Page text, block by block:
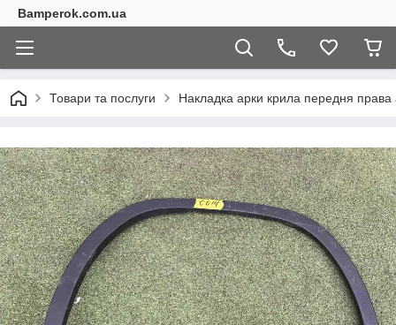
Bamperok.com.ua
Товари та послуги Накладка арки крила передня